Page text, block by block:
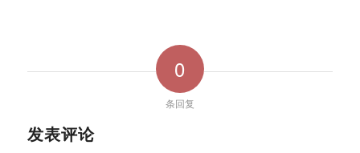
0
条回复
发表评论